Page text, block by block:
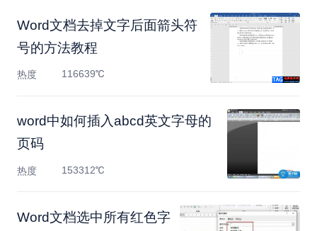
Word文档去掉文字后面箭头符
号的方法教程
热度 116639℃
word中如何插入abcd英文字母的
页码
热度 153312℃
Word文档选中所有红色字